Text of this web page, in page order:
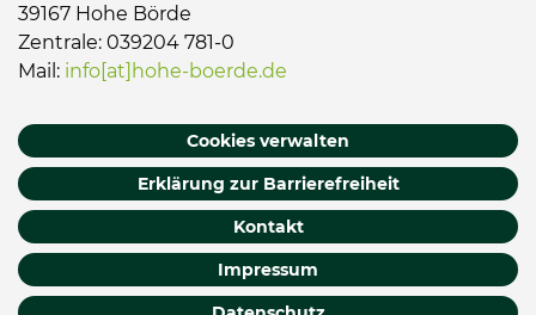
39167 Hohe Börde
Zentrale: 039204 781-0
Mail: info[at]hohe-boerde.de
Cookies verwalten
Erklärung zur Barrierefreiheit
Kontakt
Impressum